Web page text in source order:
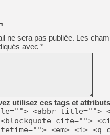
ne sera pas publiée. Les
avec *
utilisez ces tags et
<abbr title="">
cite="">
<em> <i> <q